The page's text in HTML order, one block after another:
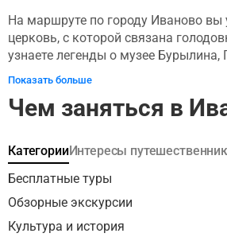
На маршруте по городу Иваново вы
церковь, с которой связана
узнаете легенды о музее Бурылина,
Дворце искусств, услышите
Вы также узнаете о вкладе в
Куваевых, о театральном деятеле
организаторе первого «быстрого
многих других личностях,
города. Отправляйтесь на
историям и легендам города
Показать больше
Чем заняться в
КатегорииИнтересы
Бесплатные туры
Обзорные экскурсии
Культура и история